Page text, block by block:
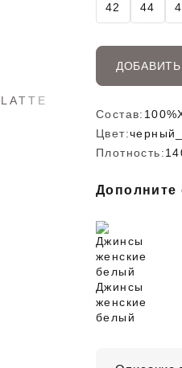
42
44
Состав:
Цвет:
Плотность:
Дополните
Джинсы
женские
белый